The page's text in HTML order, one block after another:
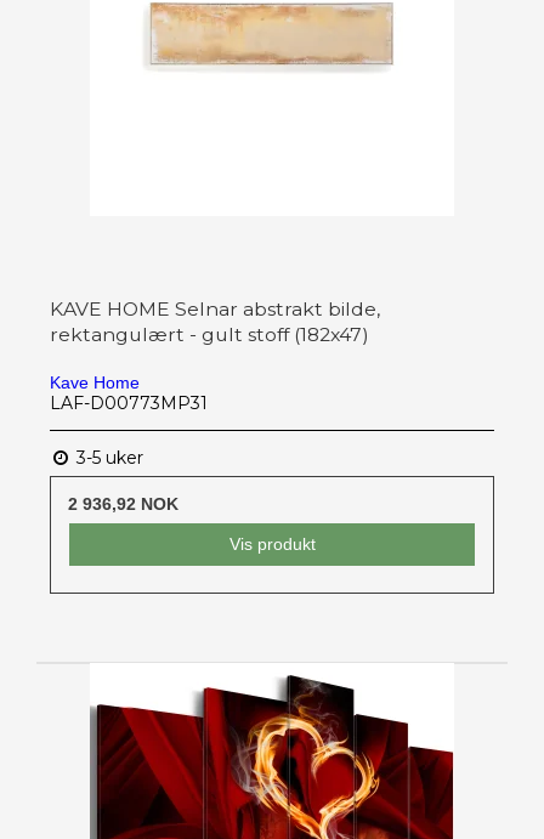
KAVE HOME Selnar abstrakt bilde,
rektangulært - gult stoff (182x47)
Kave Home
LAF-D00773MP31
3-5 uker
2 936,92 NOK
Vis produkt